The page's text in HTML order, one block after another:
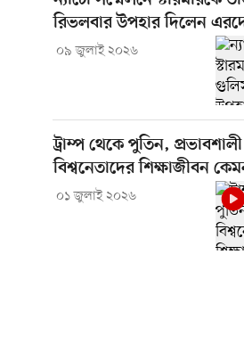
রিভলবার উপহার দিলেন
০৯ জুলাই ২০২৬
ট্রাম্প থেকে পুতিন, প্রভাবশালী
বিশ্বনেতাদের শিক্ষাজীবন
০১ জুলাই ২০২৬